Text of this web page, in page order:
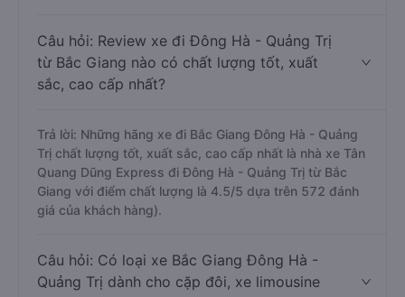
Câu hỏi: Review xe đi Đông Hà - Quảng Trị
từ Bắc Giang nào có chất lượng tốt, xuất
sắc, cao cấp nhất?
Trả lời: Những hãng xe đi Bắc Giang Đông Hà - Quảng
Trị chất lượng tốt, xuất sắc, cao cấp nhất là nhà xe Tân
Quang Dũng Express đi Đông Hà - Quảng Trị từ Bắc
Giang với điểm chất lượng là 4.5/5 dựa trên 572 đánh
giá của khách hàng).
Câu hỏi: Có loại xe Bắc Giang Đông Hà -
Quảng Trị dành cho cặp đôi, xe limousine